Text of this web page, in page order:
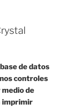
de datos
controles
medio de
imprimir